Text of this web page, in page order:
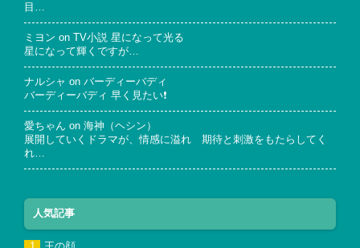
目…
ミヨン on TV小説 星になって光る
星になって輝くですが…
ナルシャ on バーディーバディ
バーディーバディ 早く見たい❗
愛ちゃん on 海神（ヘシン）
展開していくドラマが、情感に溢れ 期待と刺激をもたらしてく
れ…
人気記事